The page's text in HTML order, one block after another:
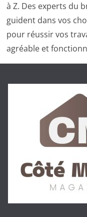
à Z. Des experts du
guident dans vos
pour réussir vos
agréable et